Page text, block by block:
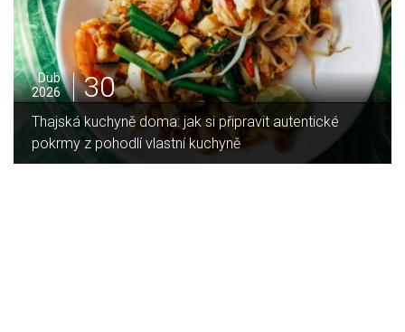
Dub
2026
30
Thajská kuchyně doma: jak si připravit autentické
pokrmy z pohodlí vlastní kuchyně